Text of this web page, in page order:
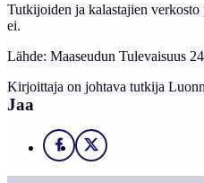
Tutkijoiden ja kalastajien
ei.
Lähde: Maaseudun Tulevaisuus
Kirjoittaja on johtava tutkija
Jaa
Facebook
X